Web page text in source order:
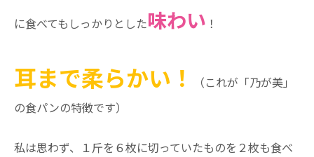
に食べてもしっかりとした味わい ！
耳まで柔らかい ！
（これが「乃が美」
の食パンの特徴です）
私は思わず、１斤を６枚に切っていたものを２枚も食べ